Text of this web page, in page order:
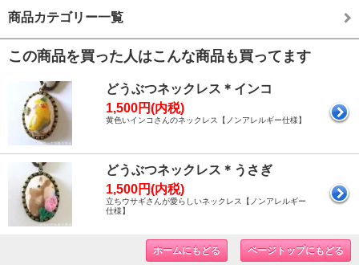
商品カテゴリー一覧
この商品を買った人はこんな商品も買ってます
どうぶつネックレス＊インコ
1,500円(内税)
黄色いインコさんのネックレス【ノンアレルギー仕様】
どうぶつネックレス＊うさぎ
1,500円(内税)
立ちウサギさんが愛らしいネックレス【ノンアレルギー
仕様】
ホームにもどる ページトップにもどる